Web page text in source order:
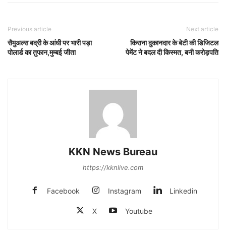
Previous article
सैमुअल्स बद्री के आंधी पर भारी पड़ा
पोलार्ड का तुफान,मुम्बई जीता
Next article
किराना दुकानदार के बेटी की डिजिटल
पेमेंट ने बदल दी किस्मत, बनी करोड़पति
KKN News Bureau
https://kknlive.com
Facebook Instagram Linkedin
X Youtube